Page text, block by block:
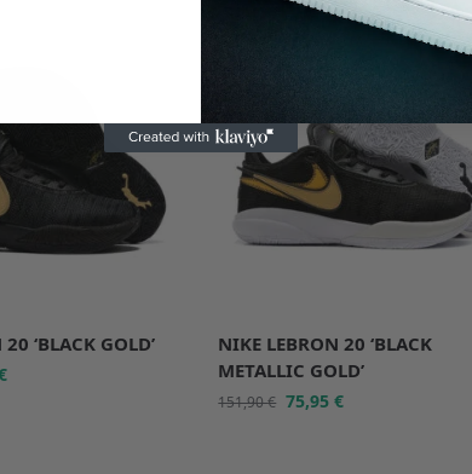
‘BLACK GOLD’
NIKE LEBRON 20 ‘BLACK
METALLIC GOLD’
151,90€ 75,95€